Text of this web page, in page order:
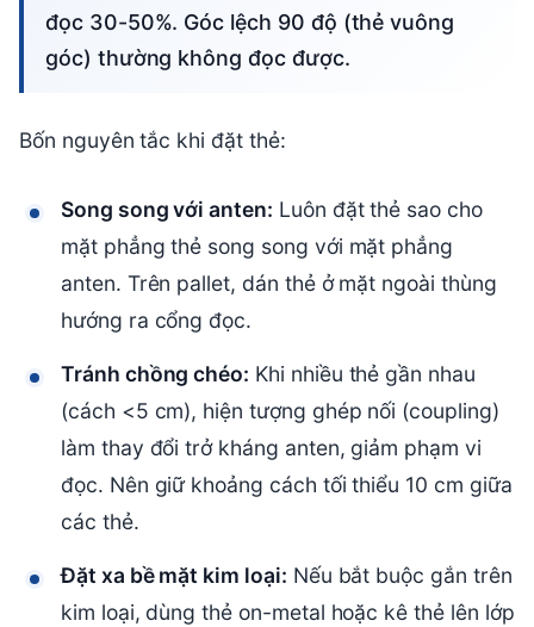
đọc 30-50%. Góc lệch 90 độ (thẻ vuông
góc) thường không đọc được.
Bốn nguyên tắc khi đặt thẻ:
Song song với anten: Luôn đặt thẻ sao cho
mặt phẳng thẻ song song với mặt phẳng
anten. Trên pallet, dán thẻ ở mặt ngoài thùng
hướng ra cổng đọc.
Tránh chồng chéo: Khi nhiều thẻ gần nhau
(cách <5 cm), hiện tượng ghép nối (coupling)
làm thay đổi trở kháng anten, giảm phạm vi
đọc. Nên giữ khoảng cách tối thiểu 10 cm giữa
các thẻ.
Đặt xa bề mặt kim loại: Nếu bắt buộc gắn trên
kim loại, dùng thẻ on-metal hoặc kê thẻ lên lớp